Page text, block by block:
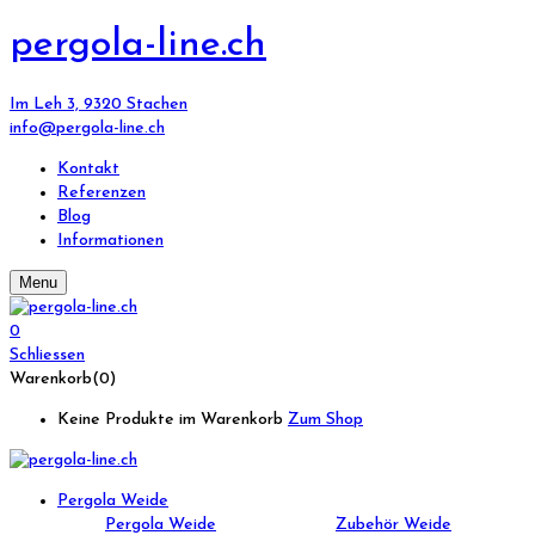
pergola-line.ch
Im Leh 3, 9320 Stachen
info@pergola-line.ch
Kontakt
Referenzen
Blog
Informationen
Menu
0
Schliessen
Warenkorb(0)
Keine Produkte im Warenkorb Zum Shop
Pergola Weide
Pergola Weide
Zubehör Weide